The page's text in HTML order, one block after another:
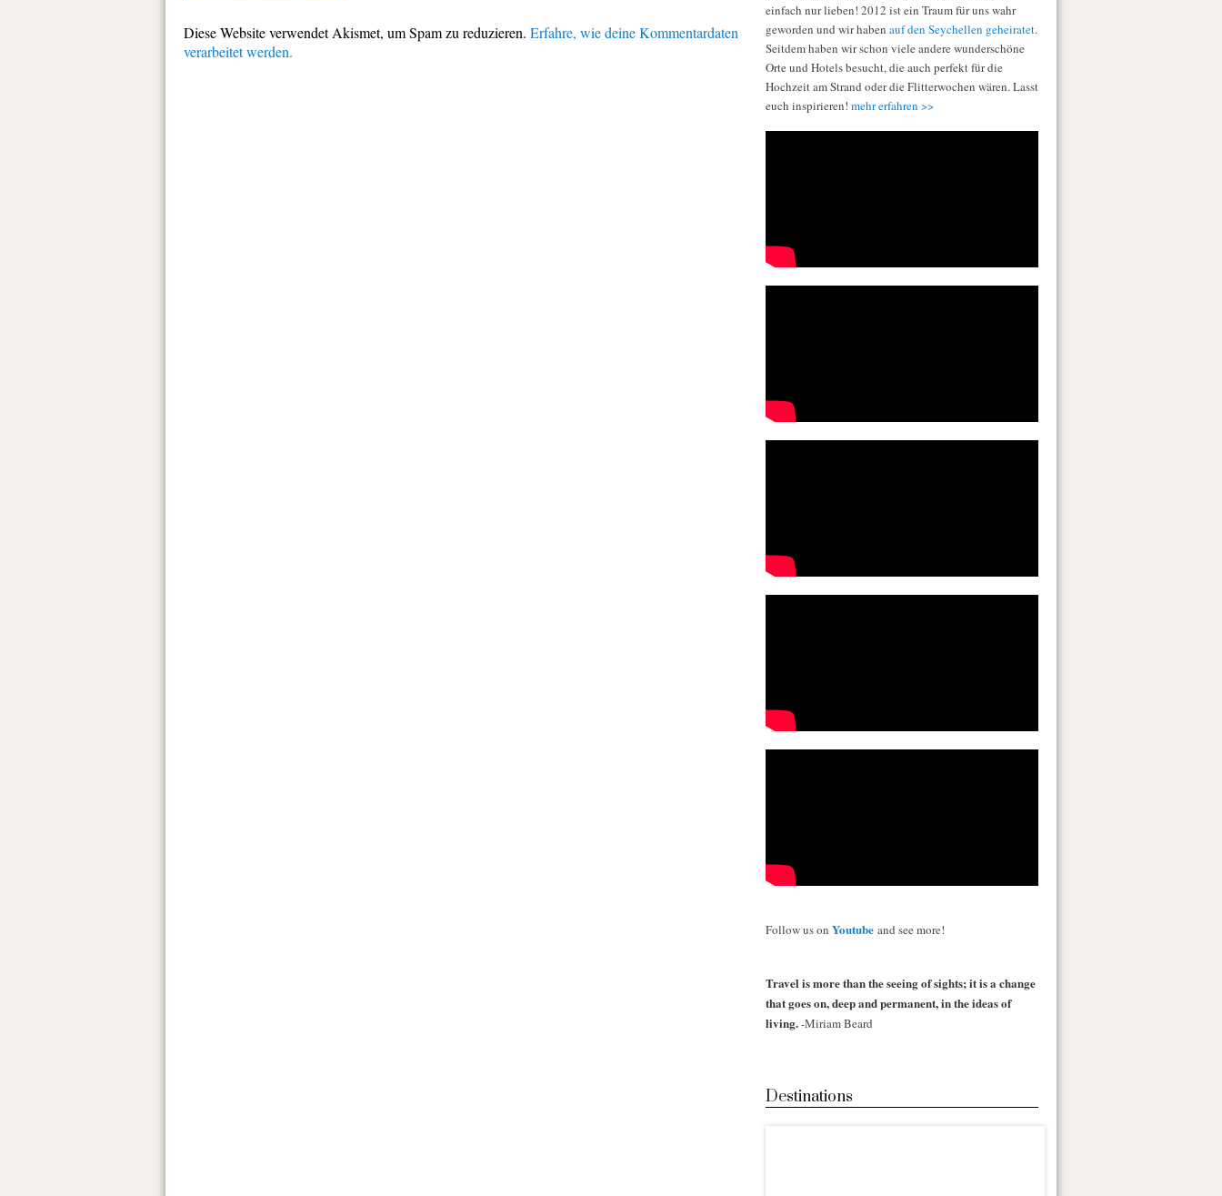
Diese Website verwendet Akismet, um Spam zu reduzieren. Erfahre, wie deine Kommentardaten
verarbeitet werden.
einfach nur lieben! 2012 ist ein Traum für uns wahr
geworden und wir haben auf den Seychellen geheiratet.
Seitdem haben wir schon viele andere wunderschöne
Orte und Hotels besucht, die auch perfekt für die
Hochzeit am Strand oder die Flitterwochen wären. Lasst
euch inspirieren! mehr erfahren >>
Follow us on Youtube and see more!
Travel is more than the seeing of sights; it is a change
that goes on, deep and permanent, in the ideas of
living.-Miriam Beard
Destinations